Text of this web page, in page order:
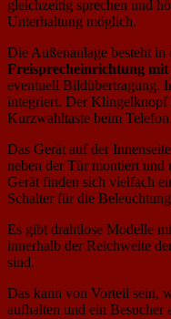
gleichzeitig sprechen und
Unterhaltung möglich.
Die Außenanlage besteht in
Freisprecheinrichtung
eventuell Bildübertragung.
integriert. Der Klingelknopf
Kurzwahltaste beim Telefon.
Das Gerät auf der
neben der Tür montiert und
Gerät finden sich vielfach
Schalter für die
Es gibt drahtlose Modelle
innerhalb der Reichweite
sind.
Das kann von Vorteil sein,
aufhalten und ein Besucher